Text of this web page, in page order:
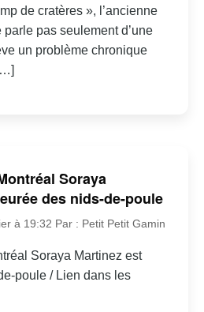
de cratères », l’ancienne
parle pas seulement d’une
un problème chronique
Soraya
des nids-de-poule
à 19:32 Par : Petit Petit Gamin
Soraya Martinez est
poule / Lien dans les